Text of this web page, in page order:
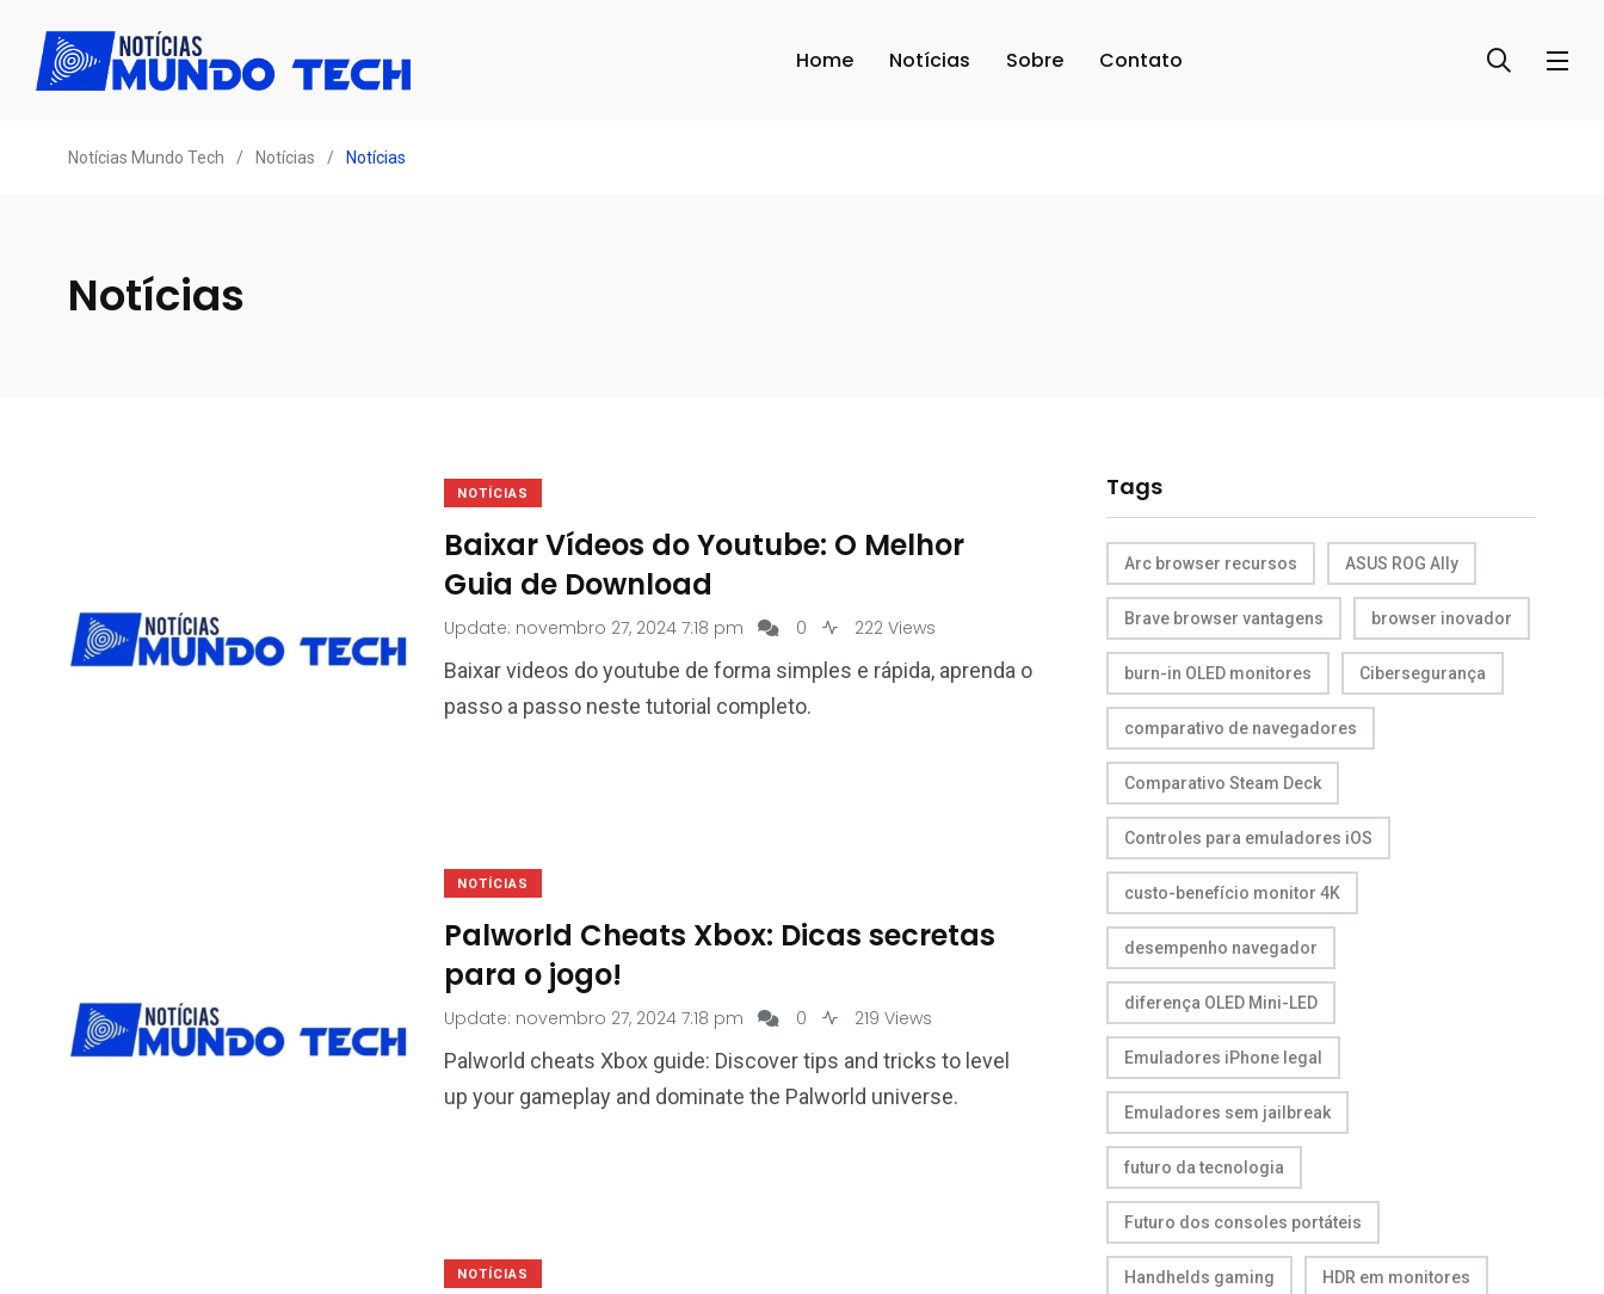
Home Notícias Sobre Contato
Notícias Mundo Tech / Notícias / Notícias
Notícias
NOTÍCIAS
Baixar Vídeos do Youtube: O Melhor
Guia de Download
Update: novembro 27, 2024 7:18 pm 0 222 Views
Baixar videos do youtube de forma simples e rápida, aprenda o
passo a passo neste tutorial completo.
NOTÍCIAS
Palworld Cheats Xbox: Dicas secretas
para o jogo!
Update: novembro 27, 2024 7:18 pm 0 219 Views
Palworld cheats Xbox guide: Discover tips and tricks to level
up your gameplay and dominate the Palworld universe.
NOTÍCIAS
Tags
Arc browser recursos ASUS ROG Ally
Brave browser vantagens browser inovador
burn-in OLED monitores Cibersegurança
comparativo de navegadores
Comparativo Steam Deck
Controles para emuladores iOS
custo-benefício monitor 4K
desempenho navegador
diferença OLED Mini-LED
Emuladores iPhone legal
Emuladores sem jailbreak
futuro da tecnologia
Futuro dos consoles portáteis
Handhelds gaming HDR em monitores